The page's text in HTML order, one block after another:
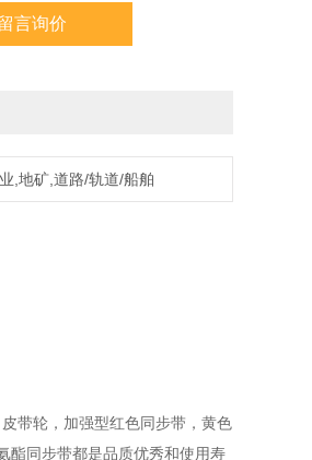
言询价
,地矿,道路/轨道/船舶
带轮，加强型红色同步带，黄色
酯同步带都是品质优秀和使用寿